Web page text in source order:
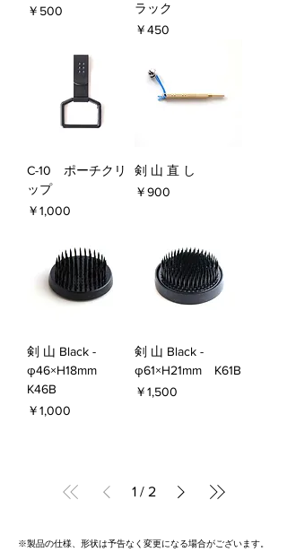
価格
￥500
ラック
価格
￥450
C-10 ポーチクリ
ップ
価格
￥1,000
剣 山 直 し
価格
￥900
剣 山 Black -
φ46×H18mm
K46B
価格
￥1,000
剣 山 Black -
φ61×H21mm K61B
価格
￥1,500
1 / 2
※製品の仕様、形状は予告なく変更になる場合がございます。